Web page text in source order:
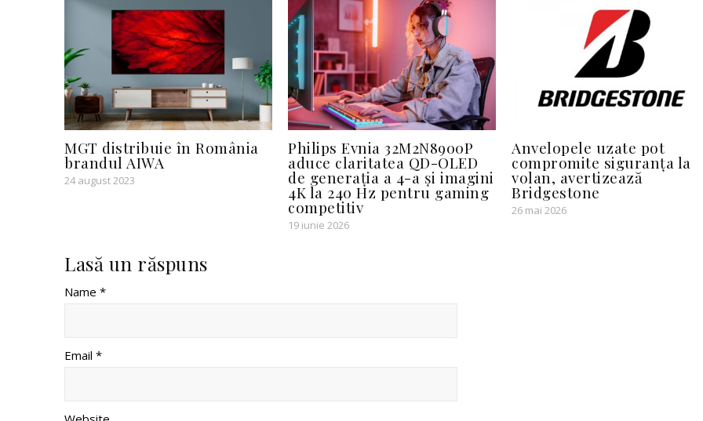
MGT distribuie în România
brandul AIWA
24 august 2023
Philips Evnia 32M2N8900P
aduce claritatea QD-OLED
de generația a 4-a și imagini
4K la 240 Hz pentru gaming
competitiv
19 iunie 2026
Anvelopele uzate pot
compromite siguranța la
volan, avertizează
Bridgestone
26 mai 2026
Lasă un răspuns
Name *
Email *